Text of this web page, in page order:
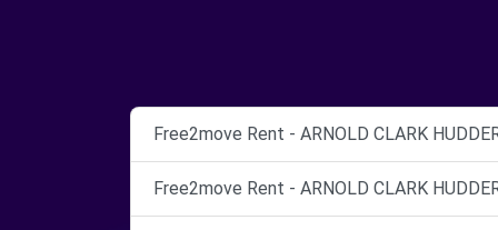
Free2move Rent - ARNOLD CLARK
Free2move Rent - ARNOLD CLARK